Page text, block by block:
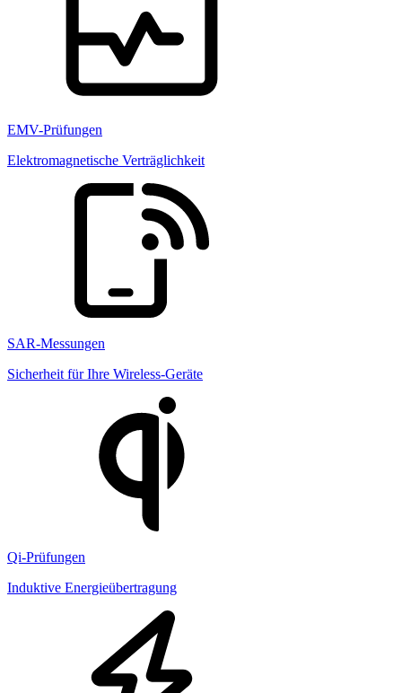
EMV-Prüfungen
Elektromagnetische Verträglichkeit
SAR-Messungen
Sicherheit für Ihre Wireless-Geräte
Qi-Prüfungen
Induktive Energieübertragung